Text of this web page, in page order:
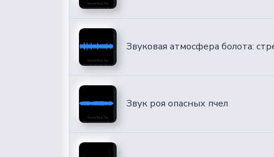
Звуковая атмосфера болота:
Звук роя опасных пчел